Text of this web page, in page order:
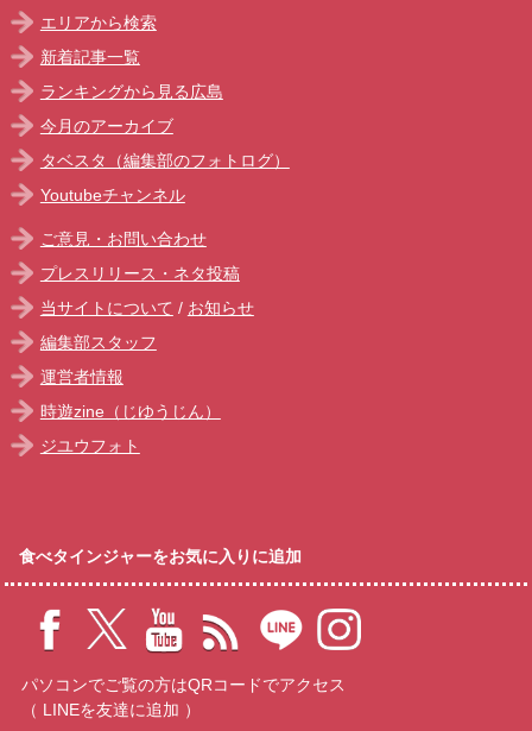
エリアから検索
新着記事一覧
ランキングから見る広島
今月のアーカイブ
タベスタ（編集部のフォトログ）
Youtubeチャンネル
ご意見・お問い合わせ
プレスリリース・ネタ投稿
当サイトについて / お知らせ
編集部スタッフ
運営者情報
時遊zine（じゆうじん）
ジユウフォト
食べタインジャーをお気に入りに追加
パソコンでご覧の方はQRコードでアクセス
（ LINEを友達に追加 ）